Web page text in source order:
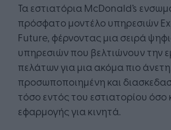
Τα εστιατόρια McDonald’s
πρόσφατο μοντέλο υπηρεσιών
Future, φέρνοντας μια σειρά
υπηρεσιών που βελτιώνουν την
πελάτων για μια ακόμα πιο άνετη,
προσωποποιημένη και
τόσο εντός του εστιατορίου όσο
εφαρμογής για κινητά.